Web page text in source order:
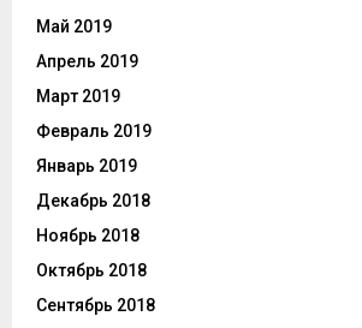
Май 2019
Апрель 2019
Март 2019
Февраль 2019
Январь 2019
Декабрь 2018
Ноябрь 2018
Октябрь 2018
Сентябрь 2018